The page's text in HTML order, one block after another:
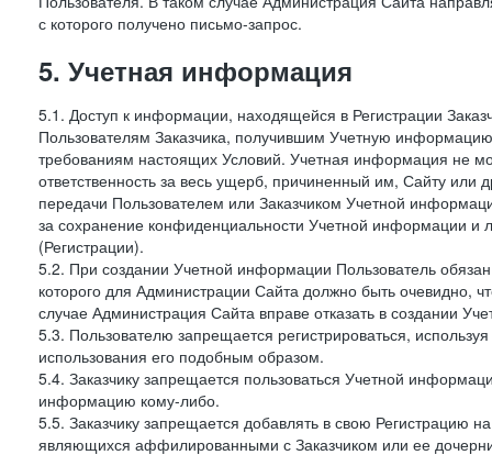
с которого получено письмо-запрос.
5. Учетная информация
5.1. Доступ к информации, находящейся в Регистрации
Пользователям Заказчика, получившим Учетную
требованиям настоящих Условий. Учетная информация не
ответственность за весь ущерб, причиненный им, Сайту
передачи Пользователем или Заказчиком Учетной
за сохранение конфиденциальности Учетной информации
(Регистрации).
5.2. При создании Учетной информации Пользователь
которого для Администрации Сайта должно быть очевидно,
случае Администрация Сайта вправе отказать в создании
5.3. Пользователю запрещается регистрироваться,
использования его подобным образом.
5.4. Заказчику запрещается пользоваться Учетной
информацию кому-либо.
5.5. Заказчику запрещается добавлять в свою Регистрацию
являющихся аффилированными с Заказчиком или ее